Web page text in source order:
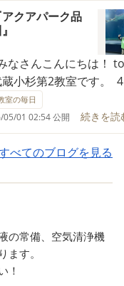
アクアパーク品
なさんこんにちは！
小杉第2教室です。
なり、ぽかぽか温かい
てきましたね。 ひ
こをする人や薄着で
いる人も見るようにな
つつ頑張っていきま
ーク品川』 では、ア
ク品川での様子を見
ょう！ まずは、お目
室の毎日
05/01 02:54 公開 続きを読
べてのブログを見る
の常備、空気清浄機
す。
！